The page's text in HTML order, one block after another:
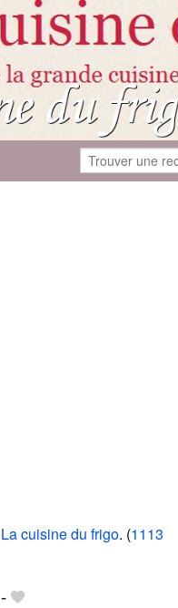
La cuisine du frigo. (1113
-